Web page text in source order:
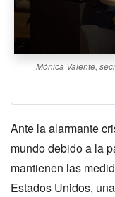
Mónica Valente,
Ante la alarmante
mundo debido a la
mantienen las
Estados Unidos,